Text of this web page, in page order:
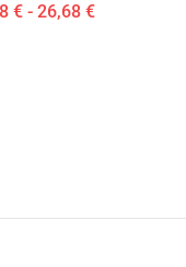
€ - 26,68 €